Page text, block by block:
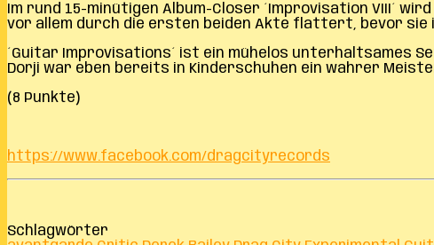
Im rund 15-minütigen Album-Closer ´Improvisation VIII´
vor allem durch die ersten beiden Akte flattert, bevor
´Guitar Improvisations´ ist ein mühelos unterhaltsames
Dorji war eben bereits in Kinderschuhen ein wahrer
(8 Punkte)
https://www.facebook.com/dragcityrecords
Schlagwörter